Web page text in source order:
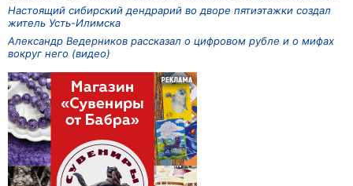
Настоящий сибирский дендрарий во дворе пятиэтажки создал
житель Усть-Илимска
Александр Ведерников рассказал о цифровом рубле и о мифах
вокруг него (видео)